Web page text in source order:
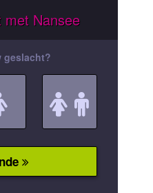
Nansee
geslacht?